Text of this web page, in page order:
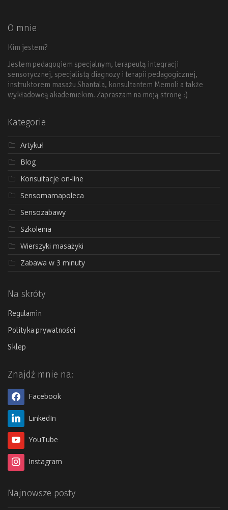
O mnie
Kim jestem?
Jestem pedagogiem specjalnym, terapeutą integracji
sensorycznej, specjalistą diagnozy i terapii pedagogicznej,
instruktorem masażu Shantala, konsultantem Memoli a także
wykładowcą akademickim. Zapraszam na moją stronę :)
Kategorie
Artykuł
Blog
Konsultacje on-line
Sensomamapoleca
Sensozabawy
Szkolenia
Wierszyki masażyki
Zabawa w 3 minuty
Na skróty
Regulamin
Polityka prywatności
Sklep
Znajdź mnie na:
Facebook
LinkedIn
YouTube
Instagram
Najnowsze posty